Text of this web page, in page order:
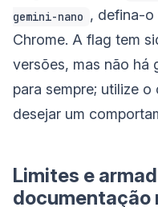
gemini-nano , defina-o
Chrome. A flag tem
versões, mas não há
para sempre; utilize
desejar um
Limites e
documentação